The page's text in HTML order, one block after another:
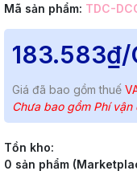
Mã sản phẩm: TDC-
183.583₫/
Giá đã bao gồm thuế
Chưa bao gồm Phí
Tồn kho:
0 sản phẩm